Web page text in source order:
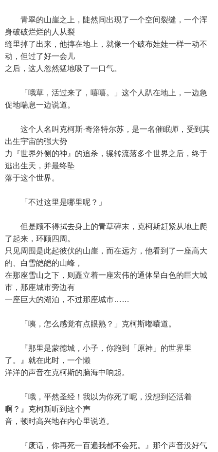
青翠的山崖之上，陡然间出现了一个空间裂缝，一个浑
身破破烂烂的人从裂
缝里掉了出来，他摔在地上，就像一个破布娃娃一样一动不
动，但过了好一会儿
之后，这人忽然猛地吸了一口气。
「哦草，活过来了，嘻嘻。」这个人趴在地上，一边急
促地喘息一边说道。
这个人名叫克柯斯·奇洛特尔苏，是一名催眠师，受到其
出生宇宙的强大势
力『世界外侧的神』的追杀，辗转流落多个世界之后，终于
逃出生天，并最终坠
落于这个世界。
「不过这里是哪里呢？」
但是顾不得拭去身上的青草碎末，克柯斯赶紧从地上爬
了起来，环顾四周。
只见周围是此起彼伏的山崖，而在远方，他看到了一座高大
的、白雪皑皑的山峰，
在那座雪山之下，则矗立着一座宏伟的通体呈白色的巨大城
市，那座城市旁边有
一座巨大的湖泊，不过那座城市……
「咦，怎么感觉有点眼熟？」克柯斯嘟囔道。
『那里是蒙德城，小子，你跑到「原神」的世界里
了。』就在此时，一个懒
洋洋的声音在克柯斯的脑海中响起。
『哦，平然圣经！我以为你死了呢，没想到还活着
啊？』克柯斯听到这个声
音，顿时高兴地在内心里说道。
『废话，你再死一百遍我都不会死。』那个声音没好气